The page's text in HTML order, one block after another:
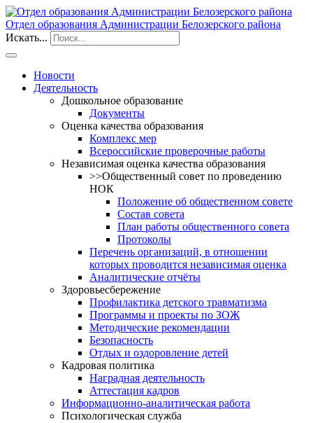
Отдел образования Администрации Белозерского района
Искать...
Новости
Деятельность
Дошкольное образование
Документы
Оценка качества образования
Комплекс мер
Всероссийские проверочные работы
Независимая оценка качества образования
>>Общественный совет по проведению
НОК
Положение об общественном совете
Состав совета
План работы общественного совета
Протоколы
Перечень организаций, в отношении
которых проводится независимая оценка
Аналитические отчёты
Здоровьесбережение
Профилактика детского травматизма
Программы и проекты по ЗОЖ
Методические рекомендации
Безопасность
Отдых и оздоровление детей
Кадровая политика
Наградная деятельность
Аттестация кадров
Информационно-аналитическая работа
Психологическая служба